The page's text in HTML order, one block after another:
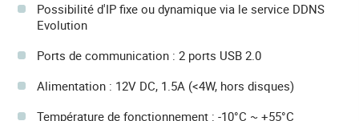
Possibilité d'IP fixe ou dynamique via le service DDNS
Evolution
Ports de communication : 2 ports USB 2.0
Alimentation : 12V DC, 1.5A (<4W, hors disques)
Température de fonctionnement : -10°C ~ +55°C